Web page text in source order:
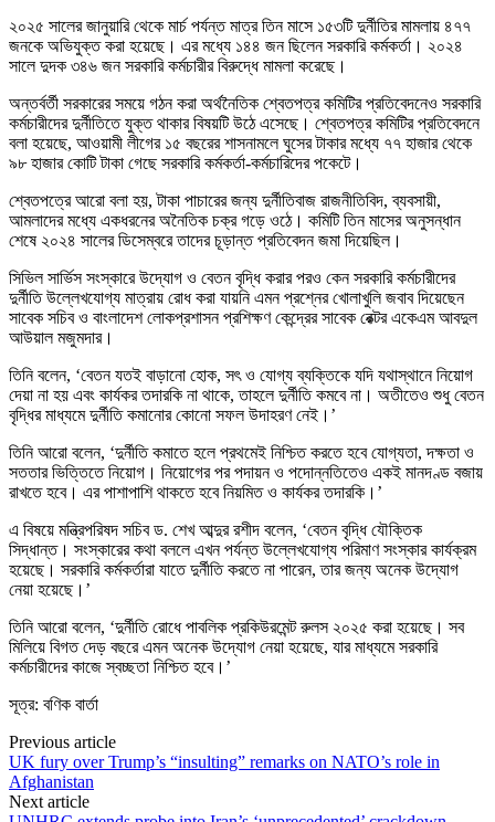
২০২৫ সালের জানুয়ারি থেকে মার্চ পর্যন্ত মাত্র তিন মাসে ১৫৩টি দুর্নীতির মামলায় ৪৭৭
জনকে অভিযুক্ত করা হয়েছে। এর মধ্যে ১৪৪ জন ছিলেন সরকারি কর্মকর্তা। ২০২৪
সালে দুদক ৩৪৬ জন সরকারি কর্মচারীর বিরুদ্ধে মামলা করেছে।
অন্তর্বর্তী সরকারের সময়ে গঠন করা অর্থনৈতিক শ্বেতপত্র কমিটির প্রতিবেদনেও সরকারি
কর্মচারীদের দুর্নীতিতে যুক্ত থাকার বিষয়টি উঠে এসেছে। শ্বেতপত্র কমিটির প্রতিবেদনে
বলা হয়েছে, আওয়ামী লীগের ১৫ বছরের শাসনামলে ঘুসের টাকার মধ্যে ৭৭ হাজার থেকে
৯৮ হাজার কোটি টাকা গেছে সরকারি কর্মকর্তা-কর্মচারিদের পকেটে।
শ্বেতপত্রে আরো বলা হয়, টাকা পাচারের জন্য দুর্নীতিবাজ রাজনীতিবিদ, ব্যবসায়ী,
আমলাদের মধ্যে একধরনের অনৈতিক চক্র গড়ে ওঠে। কমিটি তিন মাসের অনুসন্ধান
শেষে ২০২৪ সালের ডিসেম্বরে তাদের চূড়ান্ত প্রতিবেদন জমা দিয়েছিল।
সিভিল সার্ভিস সংস্কারে উদ্যোগ ও বেতন বৃদ্ধি করার পরও কেন সরকারি কর্মচারীদের
দুর্নীতি উল্লেখযোগ্য মাত্রায় রোধ করা যায়নি এমন প্রশ্নের খোলাখুলি জবাব দিয়েছেন
সাবেক সচিব ও বাংলাদেশ লোকপ্রশাসন প্রশিক্ষণ কেন্দ্রের সাবেক রেক্টর একেএম আবদুল
আউয়াল মজুমদার।
তিনি বলেন, ‘বেতন যতই বাড়ানো হোক, সৎ ও যোগ্য ব্যক্তিকে যদি যথাস্থানে নিয়োগ
দেয়া না হয় এবং কার্যকর তদারকি না থাকে, তাহলে দুর্নীতি কমবে না। অতীতেও শুধু বেতন
বৃদ্ধির মাধ্যমে দুর্নীতি কমানোর কোনো সফল উদাহরণ নেই।’
তিনি আরো বলেন, ‘দুর্নীতি কমাতে হলে প্রথমেই নিশ্চিত করতে হবে যোগ্যতা, দক্ষতা ও
সততার ভিত্তিতে নিয়োগ। নিয়োগের পর পদায়ন ও পদোন্নতিতেও একই মানদণ্ড বজায়
রাখতে হবে। এর পাশাপাশি থাকতে হবে নিয়মিত ও কার্যকর তদারকি।’
এ বিষয়ে মন্ত্রিপরিষদ সচিব ড. শেখ আব্দুর রশীদ বলেন, ‘বেতন বৃদ্ধি যৌক্তিক
সিদ্ধান্ত। সংস্কারের কথা বললে এখন পর্যন্ত উল্লেখযোগ্য পরিমাণ সংস্কার কার্যক্রম
হয়েছে। সরকারি কর্মকর্তারা যাতে দুর্নীতি করতে না পারেন, তার জন্য অনেক উদ্যোগ
নেয়া হয়েছে।’
তিনি আরো বলেন, ‘দুর্নীতি রোধে পাবলিক প্রকিউরমেন্ট রুলস ২০২৫ করা হয়েছে। সব
মিলিয়ে বিগত দেড় বছরে এমন অনেক উদ্যোগ নেয়া হয়েছে, যার মাধ্যমে সরকারি
কর্মচারীদের কাজে স্বচ্ছতা নিশ্চিত হবে।’
সূত্র: বণিক বার্তা
Previous article
UK fury over Trump’s “insulting” remarks on NATO’s role in
Afghanistan
Next article